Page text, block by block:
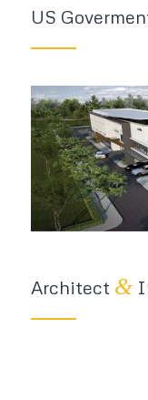
US
Architect &